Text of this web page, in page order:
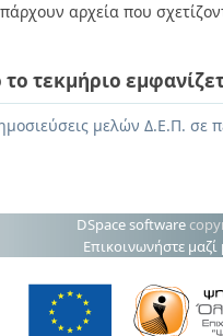
αρχεία που
το τεκμήριο
μελών Δ.Ε.Π. σε
DSpace software
Επικοινωνήστε μαζί